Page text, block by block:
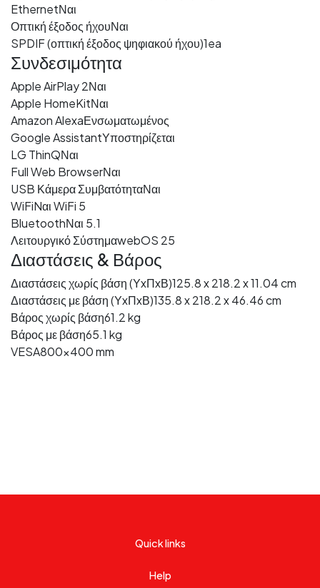
EthernetΝαι
Οπτική έξοδος ήχουΝαι
SPDIF (οπτική έξοδος ψηφιακού ήχου)1ea
Συνδεσιμότητα
Apple AirPlay 2Ναι
Apple HomeKitΝαι
Amazon AlexaΕνσωματωμένος
Google AssistantΥποστηρίζεται
LG ThinQΝαι
Full Web BrowserΝαι
USB Κάμερα ΣυμβατότηταΝαι
WiFiNαι WiFi 5
BluetoothΝαι 5.1
Λειτουργικό ΣύστημαwebOS 25
Διαστάσεις & Βάρος
Διαστάσεις χωρίς βάση (ΥxΠxΒ)125.8 x 218.2 x 11.04 cm
Διαστάσεις με βάση (ΥxΠxΒ)135.8 x 218.2 x 46.46 cm
Βάρος χωρίς βάση61.2 kg
Βάρος με βάση65.1 kg
VESA800x400 mm
Quick links
Help